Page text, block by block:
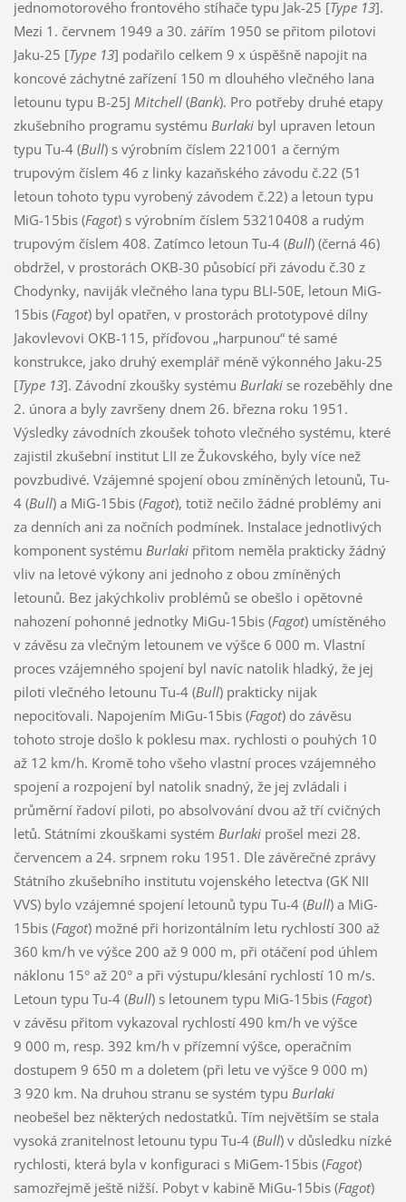
jednomotorového frontového stíhače typu Jak-25 [Type 13].
Mezi 1. červnem 1949 a 30. zářím 1950 se přitom pilotovi
Jaku-25 [Type 13] podařilo celkem 9 x úspěšně napojit na
koncové záchytné zařízení 150 m dlouhého vlečného lana
letounu typu B-25J Mitchell(Bank). Pro potřeby druhé etapy
zkušebního programu systému Burlakibyl upraven letoun
typu Tu-4 (Bull) s výrobním číslem 221001 a černým
trupovým číslem 46 z linky kazaňského závodu č.22 (51
letoun tohoto typu vyrobený závodem č.22) a letoun typu
MiG-15bis (Fagot) s výrobním číslem 53210408 a rudým
trupovým číslem 408. Zatímco letoun Tu-4 (Bull) (černá 46)
obdržel, v prostorách OKB-30 působící při závodu č.30 z
Chodynky, naviják vlečného lana typu BLI-50E, letoun MiG-
15bis (Fagot) byl opatřen, v prostorách prototypové dílny
Jakovlevovi OKB-115, příďovou „harpunou“ té samé
konstrukce, jako druhý exemplář méně výkonného Jaku-25
[Type 13]. Závodní zkoušky systému Burlakise rozeběhly dne
2. února a byly završeny dnem 26. března roku 1951.
Výsledky závodních zkoušek tohoto vlečného systému, které
zajistil zkušební institut LII ze Žukovského, byly více než
povzbudivé. Vzájemné spojení obou zmíněných letounů, Tu-
4 (Bull) a MiG-15bis (Fagot), totiž nečilo žádné problémy ani
za denních ani za nočních podmínek. Instalace jednotlivých
komponent systému Burlaki přitom neměla prakticky žádný
vliv na letové výkony ani jednoho z obou zmíněných
letounů. Bez jakýchkoliv problémů se obešlo i opětovné
nahození pohonné jednotky MiGu-15bis (Fagot) umístěného
v závěsu za vlečným letounem ve výšce 6 000 m. Vlastní
proces vzájemného spojení byl navíc natolik hladký, že jej
piloti vlečného letounu Tu-4 (Bull) prakticky nijak
nepociťovali. Napojením MiGu-15bis (Fagot) do závěsu
tohoto stroje došlo k poklesu max. rychlosti o pouhých 10
až 12 km/h. Kromě toho všeho vlastní proces vzájemného
spojení a rozpojení byl natolik snadný, že jej zvládali i
průměrní řadoví piloti, po absolvování dvou až tří cvičných
letů. Státními zkouškami systém Burlakiprošel mezi 28.
červencem a 24. srpnem roku 1951. Dle závěrečné zprávy
Státního zkušebního institutu vojenského letectva (GK NII
VVS) bylo vzájemné spojení letounů typu Tu-4 (Bull) a MiG-
15bis (Fagot) možné při horizontálním letu rychlostí 300 až
360 km/h ve výšce 200 až 9 000 m, při otáčení pod úhlem
náklonu 15° až 20° a při výstupu/klesání rychlostí 10 m/s.
Letoun typu Tu-4 (Bull) s letounem typu MiG-15bis (Fagot)
v závěsu přitom vykazoval rychlostí 490 km/h ve výšce
9 000 m, resp. 392 km/h v přízemní výšce, operačním
dostupem 9 650 m a doletem (při letu ve výšce 9 000 m)
3 920 km. Na druhou stranu se systém typu Burlaki
neobešel bez některých nedostatků. Tím největším se stala
vysoká zranitelnost letounu typu Tu-4 (Bull) v důsledku nízké
rychlosti, která byla v konfiguraci s MiGem-15bis (Fagot)
samozřejmě ještě nižší. Pobyt v kabině MiGu-15bis (Fagot)